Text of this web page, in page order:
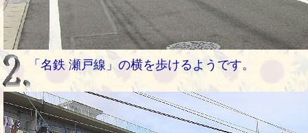
「名鉄 瀬戸線」の横を歩けるようです。